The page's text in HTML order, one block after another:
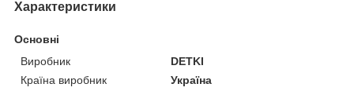
Характеристики
Основні
Виробник
DETKI
Країна виробник
Україна